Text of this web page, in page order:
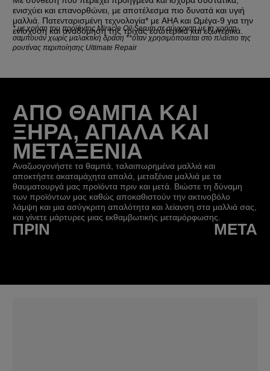
ενισχύει και επανορθώνει, με αποτέλεσμα πιο δυνατά και υγιή
μαλλιά. Πατενταρισμένη τεχνολογία* με AHA και Ωμέγα-9 για την
ενίσχυση και αναδόμηση της τρίχας εσωτερικά και εξωτερικά.
* με χρήση του προϊόντος Miracle Oil Serum σε σύγκριση με τη χρήση
σαμπουάν χωρίς μαλακτική δράση **όταν χρησιμοποιείται στο πλαίσιο της
ρουτίνας περιποίησης Ultimate Repair
ΑΠΟ ΘΑΜΠΑ ΚΑΙ
ΞΗΡΑ, ΑΠΑΛΑ ΚΑΙ
ΜΕΤΑΞΕΝΙΑ
Αναζωογονήστε τα θαμπά, ταλαιπωρημένα μαλλιά και
αποκτήστε ακαταμάχητα απαλά, μεταξένια μαλλιά με τα
θαυματουργά μας προϊόντα πριν και μετά. Βιώστε τη δύναμη
των προϊόντων μας καθώς αποκαθιστούν την ακτινοβόλο
λάμψη και μια ασύγκριτη απαλότητα και λείανση στα μαλλιά σας,
και γίνετε μάρτυρες μιας εκθαμβωτικής μεταμόρφωσης.
ΠΡΙΝ ΜΕΤΆ